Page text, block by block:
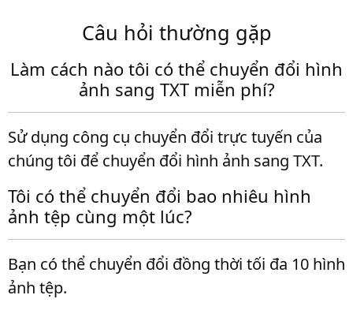
Câu hỏi thường gặp
Làm cách nào tôi có thể chuyển đổi hình
ảnh sang TXT miễn phí?
Sử dụng công cụ chuyển đổi trực tuyến của
chúng tôi để chuyển đổi hình ảnh sang TXT.
Tôi có thể chuyển đổi bao nhiêu hình
ảnh tệp cùng một lúc?
Bạn có thể chuyển đổi đồng thời tối đa 10 hình
ảnh tệp.